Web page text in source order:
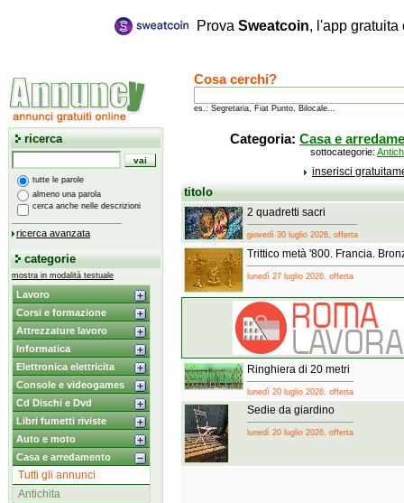
Prova Sweatcoin, l'app
Cosa cerchi?
es.: Segretaria, Fiat Punto, Bilocale...
ricerca
tutte le parole
almeno una parola
cerca anche nelle descrizioni
ricerca avanzata
categorie
mostra in modalità testuale
Lavoro
Corsi e formazione
Attrezzature lavoro
Informatica
Elettronica elettricita
Console e videogames
Cd Dischi e Dvd
Libri fumetti riviste
Auto e moto
Casa e arredamento
Tutti gli annunci
Antichita
Categoria: Casa e
sottocategorie:
inserisci
titolo
2 quadretti sacri
giovedì 30 luglio 2026, offerta
Trittico metà '800. Francia.
lunedì 27 luglio 2026, offerta
Ringhiera di 20 metri
lunedì 20 luglio 2026, offerta
Sedie da giardino
lunedì 20 luglio 2026, offerta